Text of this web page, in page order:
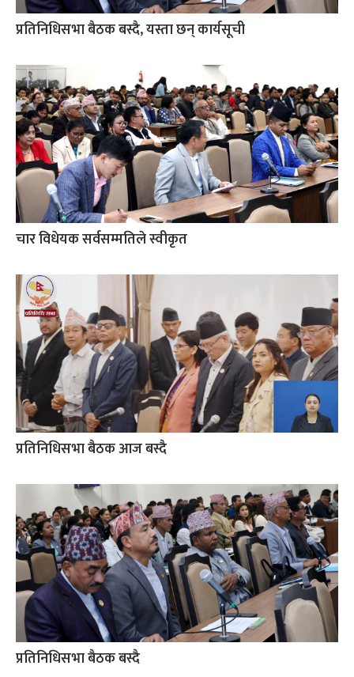
प्रतिनिधिसभा बैठक बस्दै, यस्ता छन् कार्यसूची
चार विधेयक सर्वसम्मतिले स्वीकृत
प्रतिनिधिसभा बैठक आज बस्दै
प्रतिनिधिसभा बैठक बस्दै